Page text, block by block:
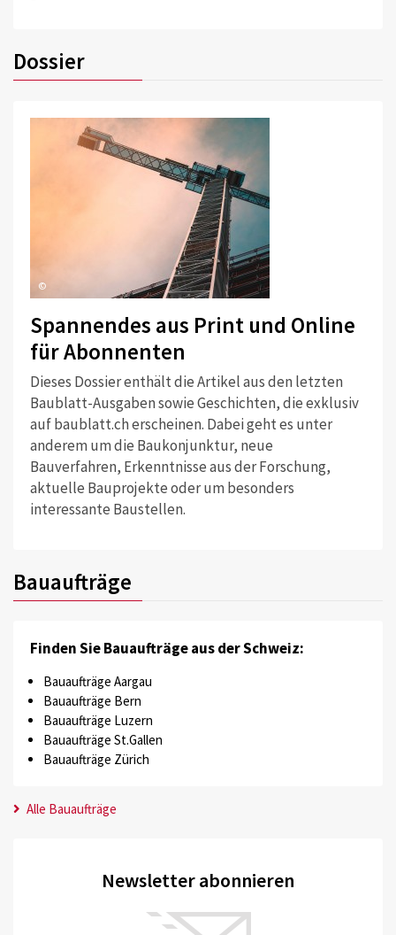
Dossier
©
Spannendes aus Print und Online
für Abonnenten
Dieses Dossier enthält die Artikel aus den letzten
Baublatt-Ausgaben sowie Geschichten, die exklusiv
auf baublatt.ch erscheinen. Dabei geht es unter
anderem um die Baukonjunktur, neue
Bauverfahren, Erkenntnisse aus der Forschung,
aktuelle Bauprojekte oder um besonders
interessante Baustellen.
Bauaufträge
Finden Sie Bauaufträge aus der Schweiz:
Bauaufträge Aargau
Bauaufträge Bern
Bauaufträge Luzern
Bauaufträge St.Gallen
Bauaufträge Zürich
Alle Bauaufträge
Newsletter abonnieren